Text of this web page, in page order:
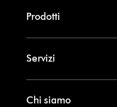
Prodotti
Servizi
Chi siamo